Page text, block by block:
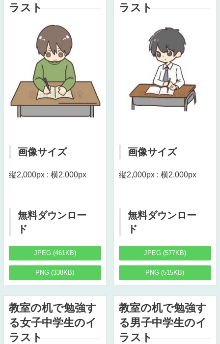
ラスト
画像サイズ
縦2,000px : 横2,000px
無料ダウンロー
ド
JPEG (461KB)
PNG (338KB)
ラスト
画像サイズ
縦2,000px : 横2,000px
無料ダウンロー
ド
JPEG (577KB)
PNG (515KB)
教室の机で勉強す
る女子中学生のイ
ラスト
教室の机で勉強す
る男子中学生のイ
ラスト